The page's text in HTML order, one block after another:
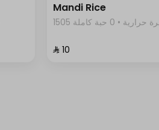
Mandi Rice
حرارية • 0 حبة كاملة
⁨⁦‪‬ 10⁩